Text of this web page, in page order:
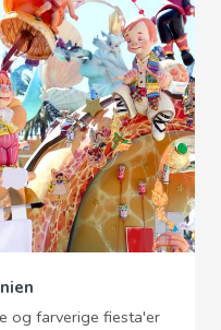
og farverige fiesta'er